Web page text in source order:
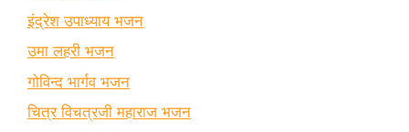
इंद्रेश उपाध्याय भजन
उमा लहरी भजन
गोविन्द भार्गव भजन
चित्र विचत्रजी महाराज भजन